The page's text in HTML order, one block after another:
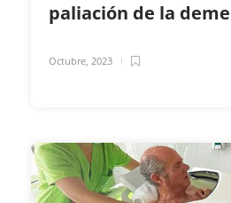
paliación de la
Octubre, 2023